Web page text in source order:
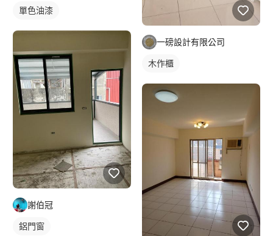
單色油漆
謝伯冠
鋁門窗
一磅設計有限公司
木作櫃